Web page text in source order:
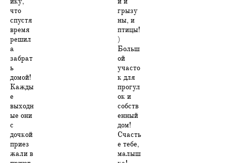
что
спустя
время
решил
а
забрат
ь
домой!
Кажды
е
выходн
ые они
с
дочкой
приез
жали в
грызу
ны, и
птицы!
)
Больш
ой
участо
к для
прогул
ок и
собств
енный
дом!
Счасть
е тебе,
малыш